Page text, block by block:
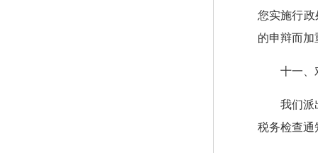
您实施行
的申辩而加
十一、
我们派
税务检查通